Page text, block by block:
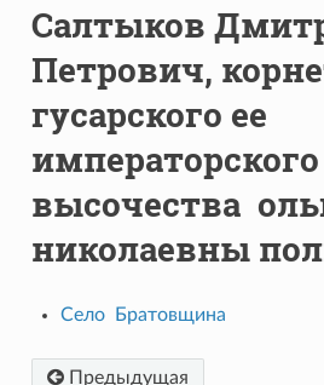
Салтыков
Петрович,
гусарского ее
императорского
высочества
николаевны
Село Братовщина
Предыдущая